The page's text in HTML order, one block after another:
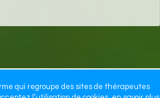
qui regroupe des sites de thérapeutes